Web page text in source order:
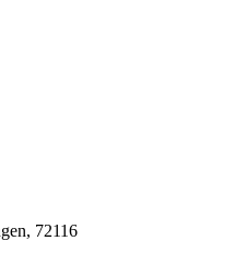
72116